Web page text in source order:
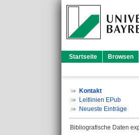
Startseite Browsen
Kontakt
Leitlinien EPub
Neueste Einträge
Bibliografische Daten